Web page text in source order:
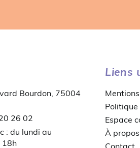
Bourdon, 75004
26 02
: du lundi au
18h
Liens
Espace
À propos